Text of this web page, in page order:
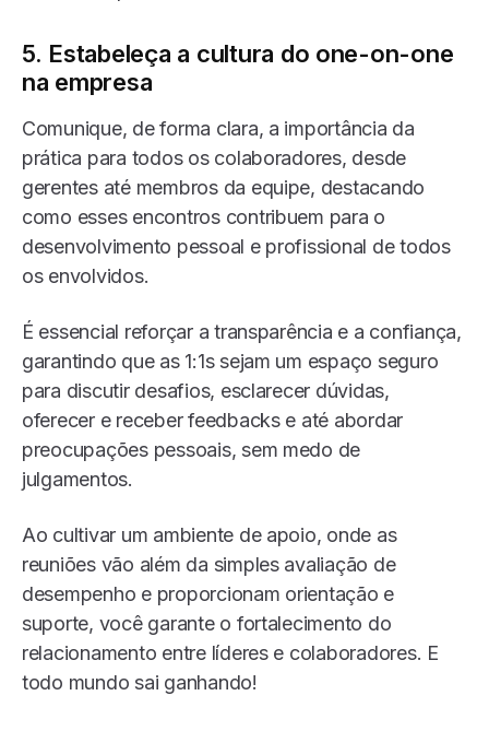
5. Estabeleça a cultura do one-on-one
na empresa
Comunique, de forma clara, a importância da
prática para todos os colaboradores, desde
gerentes até membros da equipe, destacando
como esses encontros contribuem para o
desenvolvimento pessoal e profissional de todos
os envolvidos.
É essencial reforçar a transparência e a confiança,
garantindo que as 1:1s sejam um espaço seguro
para discutir desafios, esclarecer dúvidas,
oferecer e receber feedbacks e até abordar
preocupações pessoais, sem medo de
julgamentos.
Ao cultivar um ambiente de apoio, onde as
reuniões vão além da simples avaliação de
desempenho e proporcionam orientação e
suporte, você garante o fortalecimento do
relacionamento entre líderes e colaboradores. E
todo mundo sai ganhando!